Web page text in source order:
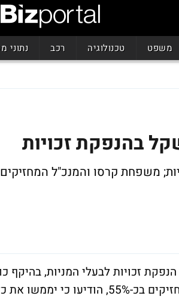
משפט טכנולוגיה רכב נתוני
כלל זכויותיהם.